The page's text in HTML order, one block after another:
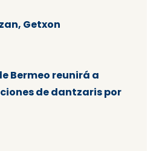
Getxon
Bermeo reunirá a
de dantzaris por